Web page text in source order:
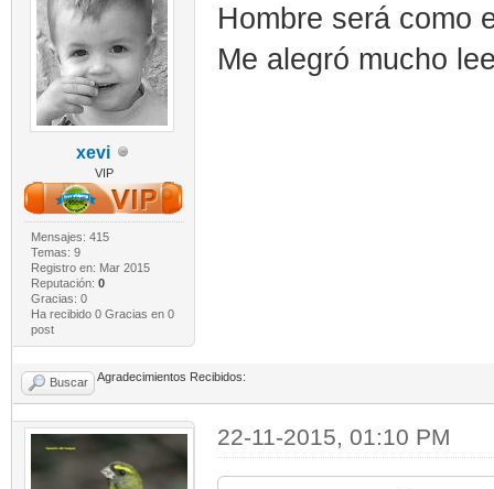
xevi
VIP
Mensajes: 415
Temas: 9
Registro en: Mar 2015
Reputación: 0
Gracias: 0
Ha recibido 0 Gracias en 0
post
Hombre será como
Me alegró mucho
Buscar Agradecimientos Recibidos:
22-11-2015, 01:10 PM